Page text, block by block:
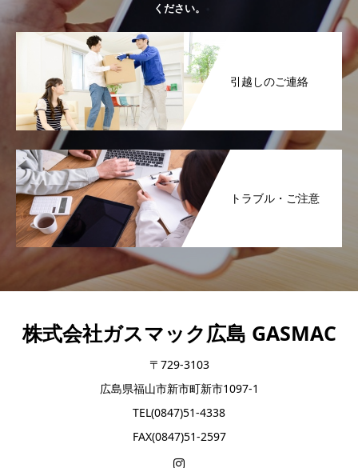
ください。
引越しのご連絡
トラブル・ご注意
株式会社ガスマック広島 GASMAC
〒729-3103
広島県福山市新市町新市1097-1
TEL(0847)51-4338
FAX(0847)51-2597